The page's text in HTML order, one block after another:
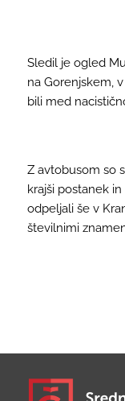
Sledil je ogled
na Gorenjskem,
bili med
Z avtobusom so
krajši postanek
odpeljali še v
številnimi